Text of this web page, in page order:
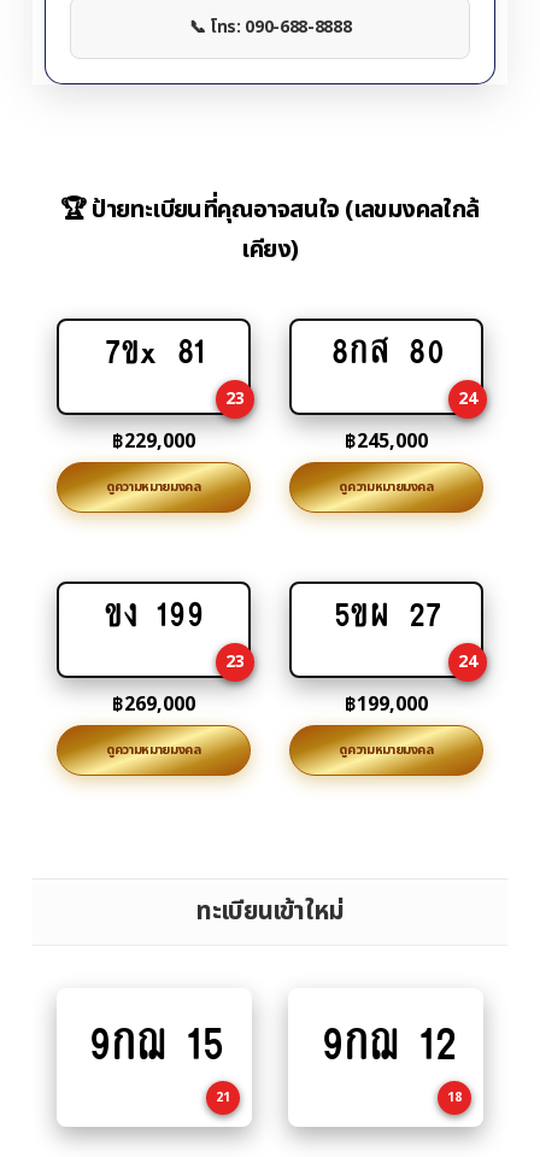
📞 โทร: 090-688-8888
🏆 ป้ายทะเบียนที่คุณอาจสนใจ (เลขมงคลใกล้
เคียง)
Add
cart
7ขx 81
23
฿229,000
ดูความหมายมงคล
Add
cart
8กส 80
24
฿245,000
ดูความหมายมงคล
Add
cart
ขง 199
23
฿269,000
ดูความหมายมงคล
Add
cart
5ขผ 27
24
฿199,000
ดูความหมายมงคล
ทะเบียนเข้าใหม่
9กฌ 15
21
9กฌ 12
18